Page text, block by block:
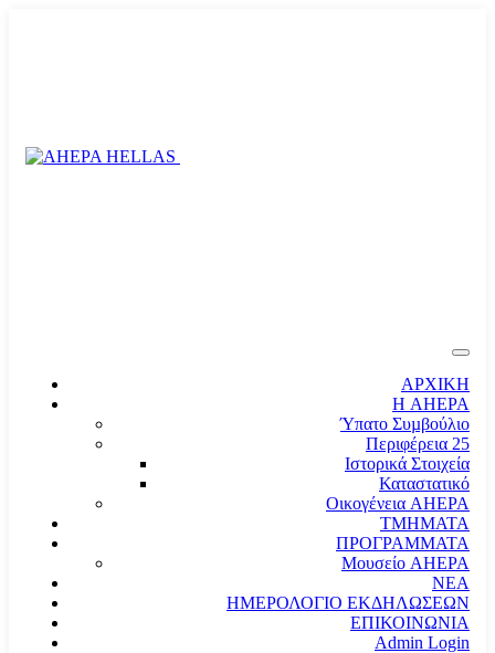
ΑΡΧΙΚΗ
Η AHEPA
Ύπατο Συµβούλιο
Περιφέρεια 25
Ιστορικά Στοιχεία
Καταστατικό
Οικογένεια AHEPA
ΤΜΗΜΑΤΑ
ΠΡΟΓΡΑΜΜΑΤΑ
Μουσείο AHEPA
ΝΕΑ
ΗΜΕΡΟΛΟΓΙΟ ΕΚΔΗΛΩΣΕΩΝ
ΕΠΙΚΟΙΝΩΝΙΑ
Admin Login